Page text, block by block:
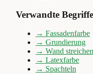
Verwandte Begriffe
→ Fassadenfarbe
→ Grundierung
→ Wand streichen
→ Latexfarbe
→ Spachteln